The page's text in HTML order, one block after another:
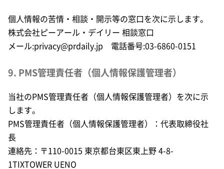
個人情報の苦情・相談・開示等の窓口を次に示します。
株式会社ピーアール・デイリー 相談窓口
メール:privacy@prdaily.jp 電話番号:03-6860-0151
9. PMS管理責任者（個人情報保護管理者）
当社のPMS管理責任者（個人情報保護管理者）を次に示
します。
PMS管理責任者（個人情報保護管理者）：代表取締役社
長
連絡先：〒110-0015 東京都台東区東上野 4-8-
1TIXTOWER UENO